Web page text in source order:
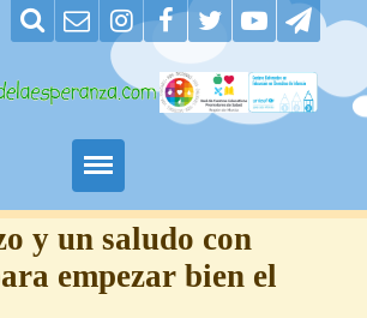
y un saludo con
empezar bien el